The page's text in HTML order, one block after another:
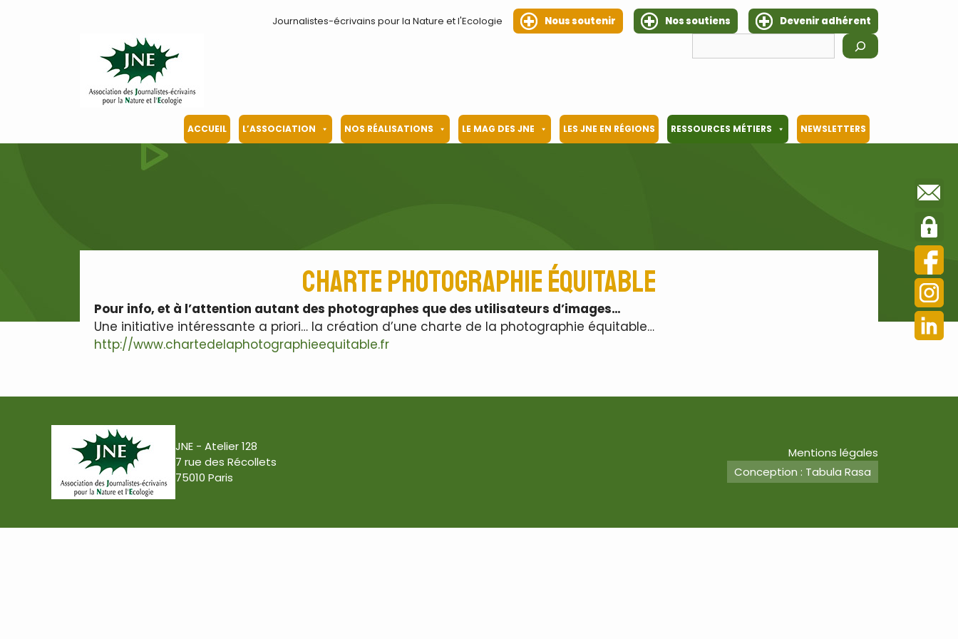
Journalistes-écrivains pour la Nature et l'Ecologie Nous soutenir Nos soutiens
Devenir adhérent
ACCUEIL L’ASSOCIATION NOS RÉALISATIONS LE MAG DES JNE LES JNE EN RÉGIONS RESSOURCES MÉTIERS NEWSLETTERS
Charte photographie équitable
Pour info, et à l’attention autant des photographes que des utilisateurs d’images…
Une initiative intéressante a priori… la création d’une charte de la photographie équitable…
http://www.chartedelaphotographieequitable.fr
JNE - Atelier 128
7 rue des Récollets
75010 Paris
Mentions légales
Conception : Tabula Rasa